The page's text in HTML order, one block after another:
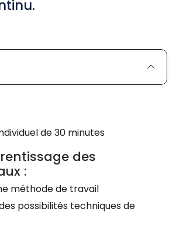
de 30 minutes
des
:
méthode de travail
possibilités techniques de